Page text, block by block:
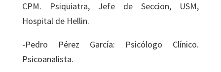
CPM. Psiquiatra, Jefe de Seccion, USM,
Hospital de Hellin.
-Pedro Pérez García: Psicólogo Clínico.
Psicoanalista.